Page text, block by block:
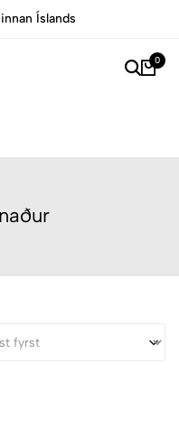
Íslands
0